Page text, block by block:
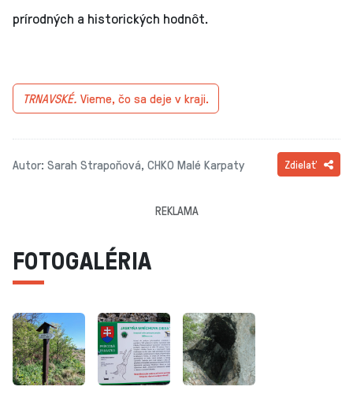
prírodných a historických hodnôt.
TRNAVSKÉ. Vieme, čo sa deje v kraji.
Autor: Sarah Strapoňová, CHKO Malé Karpaty Zdielať
REKLAMA
FOTOGALÉRIA